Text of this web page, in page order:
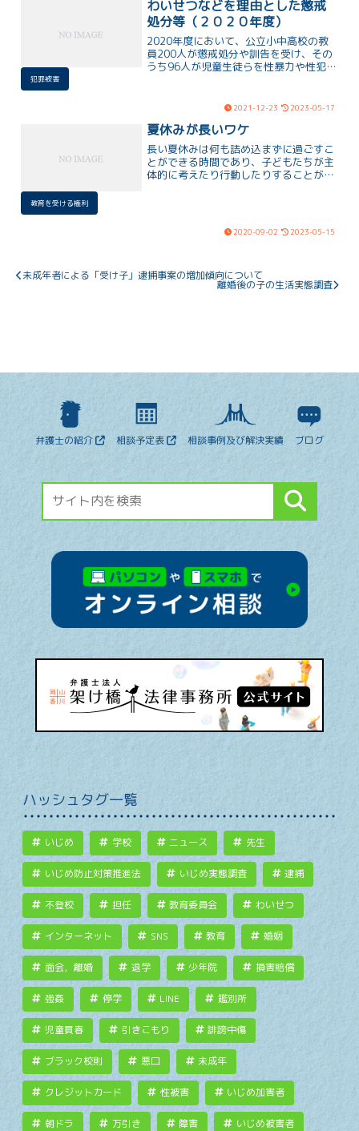
犯罪被害
わいせつなどを理由とした懲戒
処分等（２０２０年度）
2020年度において、公立小中高校の教
員200人が懲戒処分や訓告を受け、その
うち96人が児童生徒らを性暴力や性犯罪
人台は8年連続であり、わいせつ行為に
されている。
2021-12-23 2023-05-17
教育を受ける権利
夏休みが長いワケ
長い夏休みは何も詰め込まずに過ごすこ
とができる時間であり、子どもたちが主
体的に考えたり行動したりすることがで
分に持てることを期待しています。
2020-09-02 2023-05-15
未成年者による「受け子」逮捕事案の増加傾向について
離婚後の子の生活実態調査
弁護士の紹介 相談予定表 相談事例及び解決実績 ブログ
ハッシュタグ一覧
いじめ 学校 ニュース 先生
いじめ防止対策推進法 いじめ実態調査 逮捕
不登校 担任 教育委員会 わいせつ
インターネット SNS 教育 婚姻
面会，離婚 退学 少年院 損害賠償
強姦 停学 LINE 鑑別所
児童買春 引きこもり 誹謗中傷
ブラック校則 悪口 未成年
クレジットカード 性被害 いじめ加害者
朝ドラ 万引き 障害 いじめ被害者